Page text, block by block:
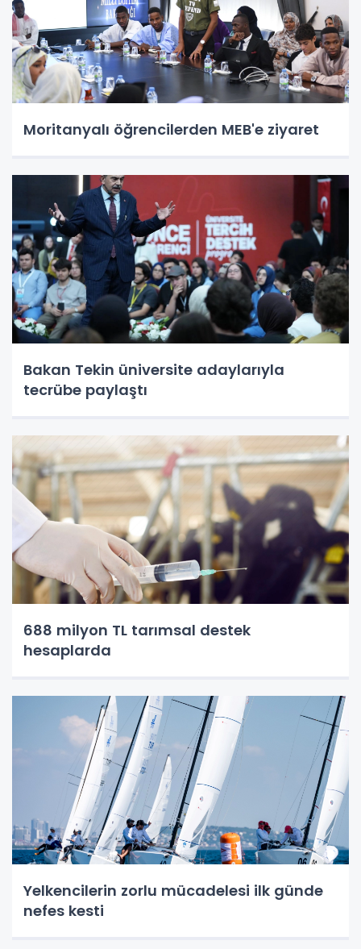
Moritanyalı öğrencilerden MEB'e ziyaret
Bakan Tekin üniversite adaylarıyla
tecrübe paylaştı
688 milyon TL tarımsal destek
hesaplarda
Yelkencilerin zorlu mücadelesi ilk günde
nefes kesti